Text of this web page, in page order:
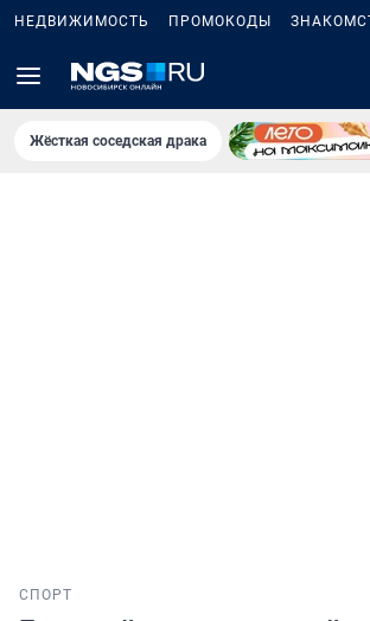
НЕДВИЖИМОСТЬ ПРОМОКОДЫ
Жёсткая соседская драка
СПОРТ